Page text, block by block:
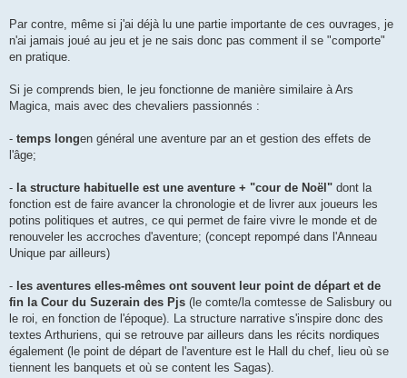
Par contre, même si j'ai déjà lu une partie importante de ces ouvrages, je
n'ai jamais joué au jeu et je ne sais donc pas comment il se "comporte"
en pratique.
Si je comprends bien, le jeu fonctionne de manière similaire à Ars
Magica, mais avec des chevaliers passionnés :
- temps longen général une aventure par an et gestion des effets de
l'âge;
- la structure habituelle est une aventure + "cour de Noël" dont la
fonction est de faire avancer la chronologie et de livrer aux joueurs les
potins politiques et autres, ce qui permet de faire vivre le monde et de
renouveler les accroches d'aventure; (concept repompé dans l'Anneau
Unique par ailleurs)
- les aventures elles-mêmes ont souvent leur point de départ et de
fin la Cour du Suzerain des Pjs (le comte/la comtesse de Salisbury ou
le roi, en fonction de l'époque). La structure narrative s'inspire donc des
textes Arthuriens, qui se retrouve par ailleurs dans les récits nordiques
également (le point de départ de l'aventure est le Hall du chef, lieu où se
tiennent les banquets et où se content les Sagas).